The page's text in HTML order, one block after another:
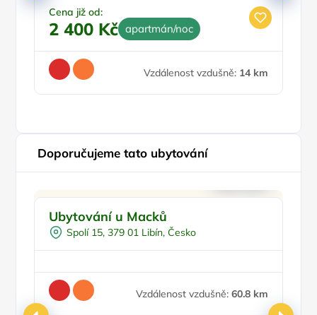
Cena již od:
2 400 Kč apartmán/noc
Vzdálenost vzdušně: 14 km
Doporučujeme tato ubytování
Ubytování u Macků
Spolí 15, 379 01 Libín, Česko
Vzdálenost vzdušně: 60.8 km